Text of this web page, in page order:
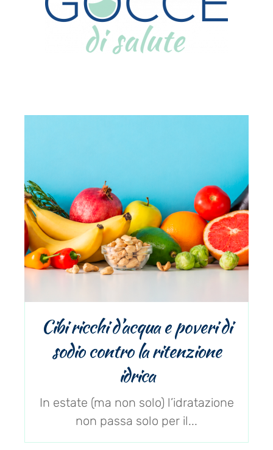
Cibi ricchi d’acqua e poveri di
sodio contro la ritenzione
idrica
In estate (ma non solo) l’idratazione
non passa solo per il...